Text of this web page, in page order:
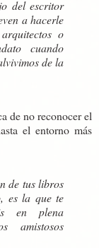
del escritor
a hacerle
o
cuando
de la
de no reconocer el
el entorno más
de tus libros
es la que te
en plena
amistosos